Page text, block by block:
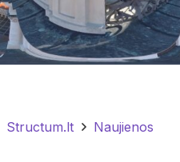
Structum.lt Naujienos